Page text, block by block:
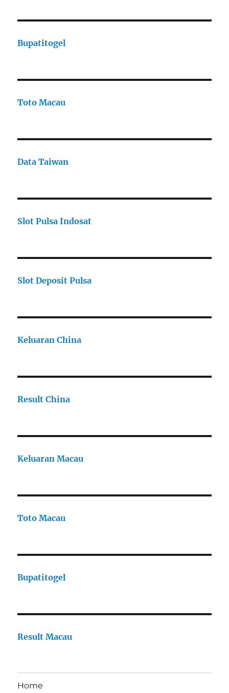
Bupatitogel
Toto Macau
Data Taiwan
Slot Pulsa Indosat
Slot Deposit Pulsa
Keluaran China
Result China
Keluaran Macau
Toto Macau
Bupatitogel
Result Macau
Home